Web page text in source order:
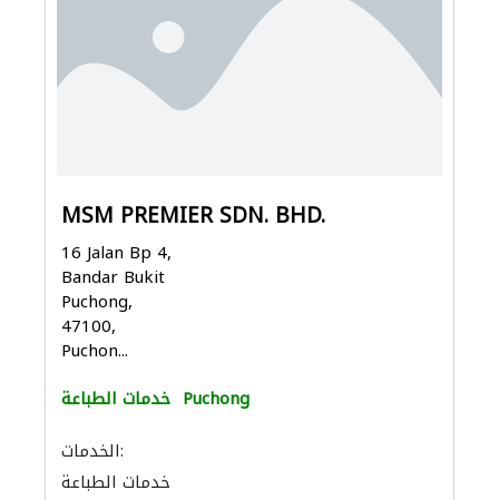
MSM PREMIER SDN. BHD.
16 Jalan Bp 4,
Bandar Bukit
Puchong,
47100,
Puchon...
خدمات الطباعة Puchong
الخدمات:
خدمات الطباعة